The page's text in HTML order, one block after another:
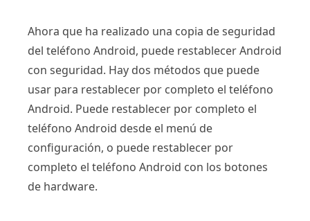
Ahora que ha realizado una copia de seguridad
del teléfono Android, puede restablecer Android
con seguridad. Hay dos métodos que puede
usar para restablecer por completo el teléfono
Android. Puede restablecer por completo el
teléfono Android desde el menú de
configuración, o puede restablecer por
completo el teléfono Android con los botones
de hardware.